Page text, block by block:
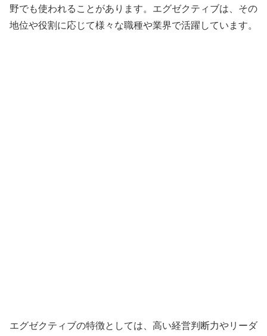
野でも使われることがあります。エグゼクティブは、その
地位や役割に応じて様々な職種や業界で活躍しています。
エグゼクティブの特徴としては、高い経営判断力やリーダ